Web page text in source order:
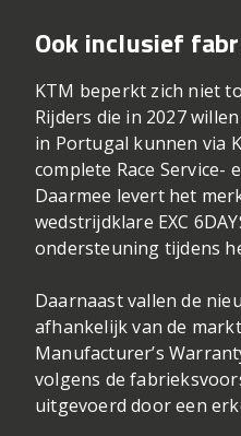
Ook inclusief
KTM beperkt zich niet
Rijders die in 2027
in Portugal kunnen via
complete Race Service-
Daarmee levert het
wedstrijdklare EXC
ondersteuning tijdens
Daarnaast vallen de
afhankelijk van de
Manufacturer’s
volgens de
uitgevoerd door een